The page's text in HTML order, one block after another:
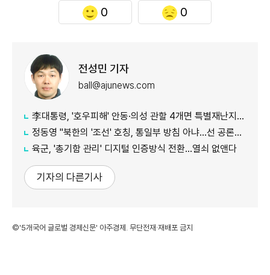
0 0
전성민 기자
ball@ajunews.com
李대통령, '호우피해' 안동·의성 관할 4개면 특별재난지역 선포
정동영 "북한의 '조선' 호칭, 통일부 방침 아냐...선 공론화 먼저"
육군, '총기함 관리' 디지털 인증방식 전환…열쇠 없앤다
기자의 다른기사
©'5개국어 글로벌 경제신문' 아주경제. 무단전재·재배포 금지